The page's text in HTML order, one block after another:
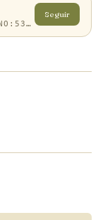
OĞUZLAR, CEYHUN ATUF KANSU CD. NO:53, 06520 ÇANKAYA/ANKARA, TÜRKIYE
Seguir